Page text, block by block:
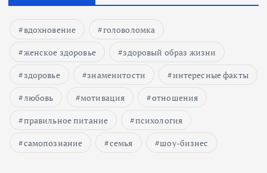
вдохновение
головоломка
женское здоровье
здоровый образ жизни
здоровье
знаменитости
интересные факты
любовь
мотивация
отношения
правильное питание
психология
самопознание
семья шоу-бизнес